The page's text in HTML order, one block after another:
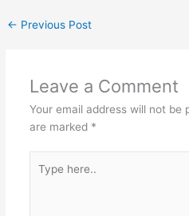
← Previous Post
Leave a Comment
Your email address will not be
are marked *
here..